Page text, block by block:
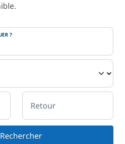
?
Retour
Rechercher